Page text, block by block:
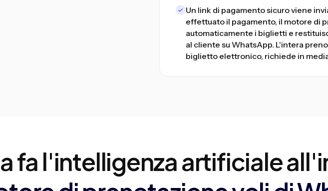
Un link di pagamento sicuro viene
effettuato il pagamento, il motore di
automaticamente i biglietti e
al cliente su WhatsApp. L'intera
biglietto elettronico, richiede in
fa l'intelligenza artificiale